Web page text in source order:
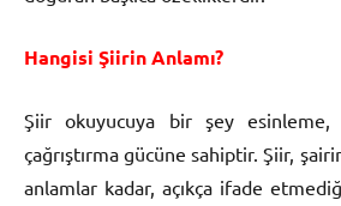
Hangisi Şiirin Anlamı?
Şiir okuyucuya bir şey
çağrıştırma gücüne sahiptir. Şiir,
anlamlar kadar, açıkça ifade